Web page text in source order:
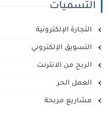
التسميات
التجارة الإلكترونية
التسويق الإلكتروني
الربح من الانترنت
العمل الحر
مشاريع مربحة